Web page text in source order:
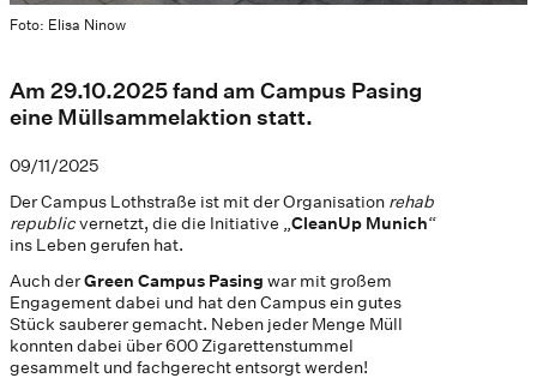
Foto: Elisa Ninow
Am 29.10.2025 fand am Campus Pasing
eine Müllsammelaktion statt.
09/11/2025
Der Campus Lothstraße ist mit der Organisation rehab
republicvernetzt, die die Initiative „CleanUp Munich“
ins Leben gerufen hat.
Auch derGreen Campus Pasing war mit großem
Engagement dabei und hat den Campus ein gutes
Stück sauberer gemacht. Neben jeder Menge Müll
konnten dabei über 600 Zigarettenstummel
gesammelt und fachgerecht entsorgt werden!